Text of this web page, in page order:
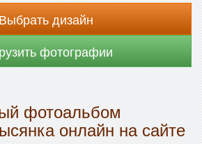
Выбрать дизайн
фотографии
фотоальбом
онлайн на сайте